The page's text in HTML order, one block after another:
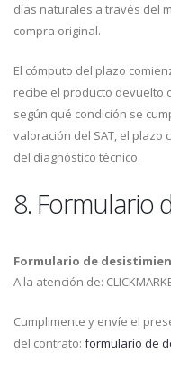
días naturales a través del
compra original.
El cómputo del plazo
recibe el producto devuelto
según qué condición se
valoración del SAT, el plazo
del diagnóstico técnico.
8. Formulario
Formulario de
A la atención de:
Cumplimente y envíe el
del contrato: formulario de